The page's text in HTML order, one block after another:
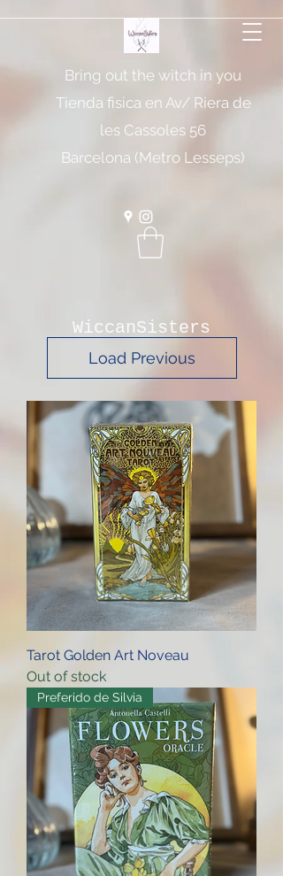
Bring out the witch in you
Tienda fisica en Av/ Riera de
les Cassoles 56
Barcelona (Metro Lesseps)
WiccanSisters
Load Previous
Tarot Golden Art Noveau
Out of stock
Preferido de Silvia